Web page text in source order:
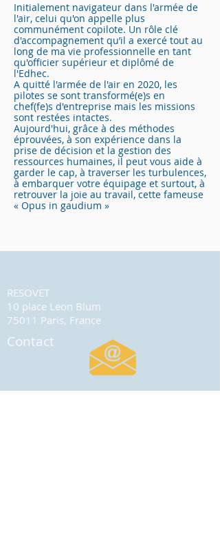
Initialement navigateur dans l'armée de
l'air, celui qu'on appelle plus
communément copilote. Un rôle clé
d'accompagnement qu’il a exercé tout au
long de ma vie professionnelle en tant
qu'officier supérieur et diplômé de
l'Edhec.
A quitté l'armée de l'air en 2020, les
pilotes se sont transformé(e)s en
chef(fe)s d'entreprise mais les missions
sont restées intactes.
Aujourd'hui, grâce à des méthodes
éprouvées, à son expérience dans la
prise de décision et la gestion des
ressources humaines, il peut vous aide à
garder le cap, à traverser les turbulences,
à embarquer votre équipage et surtout, à
retrouver la joie au travail, cette fameuse
« Opus in gaudium »
RESOVET
10 place Leon Blum
75011 Paris, France
Contact